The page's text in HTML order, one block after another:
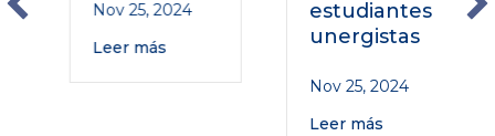
Nov 25, 2024
Leer más
estudiantes
unergistas
Nov 25, 2024
Leer más